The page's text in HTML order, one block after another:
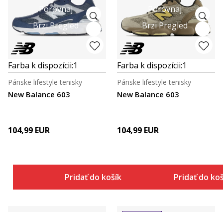
Porovnaj
Brzi Pregled
Farba k dispozícii:1
New Balance 603
Pánske lifestyle tenisky
104,99 EUR
Pridať do košíka
Porovnaj
Brzi Pregled
Farba k dispozícii:1
New Balance 603
Pánske lifestyle tenisky
104,99 EUR
Pridať do